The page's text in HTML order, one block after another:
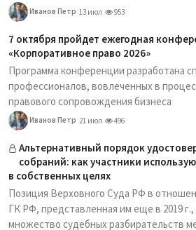
Иванов Петр 13 июл 953
7 октября пройдет ежегодная
«Корпоративное право 2026»
Программа конференции разработана
профессионалов, вовлеченных в
правового сопровождения бизнеса
Иванов Петр 21 июл 496
Альтернативный порядок
собраний: как участники
в собственных целях
Позиция Верховного Суда РФ в
ГК РФ, представленная им еще в 2019
множество судебных разбирательств